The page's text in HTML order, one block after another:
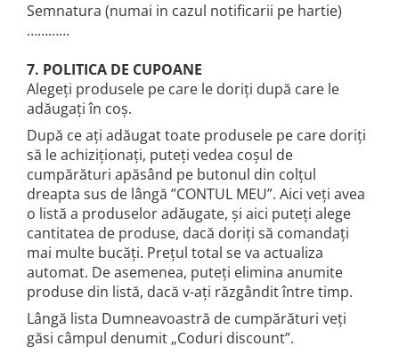
Semnatura (numai in cazul notificarii pe hartie)
…………
7. POLITICA DE CUPOANE
Alegeți produsele pe care le doriți după care le
adăugați în coș.
După ce ați adăugat toate produsele pe care doriți
să le achiziționați, puteți vedea coșul de
cumpărături apăsând pe butonul din colțul
dreapta sus de lângă ”CONTUL MEU”. Aici veți avea
o listă a produselor adăugate, și aici puteți alege
cantitatea de produse, dacă doriți să comandați
mai multe bucăți. Prețul total se va actualiza
automat. De asemenea, puteți elimina anumite
produse din listă, dacă v-ați răzgândit între timp.
Lângă lista Dumneavoastră de cumpărături veți
găsi câmpul denumit „Coduri discount”.